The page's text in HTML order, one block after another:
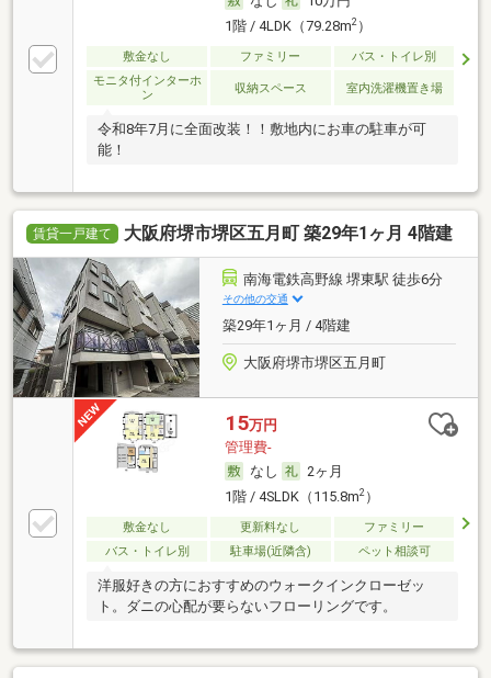
1階 / 4LDK（79.28m2）
敷金なし ファミリー
バス・トイレ別
モニタ付インターホ
ン
収納スペース 室内洗濯機置き場
令和8年7月に全面改装！！敷地内にお車の駐車が可
能！
賃貸一戸建て 大阪府堺市堺区五月町 築29年1ヶ月 4階建
南海電鉄高野線 堺東駅 徒歩6分
その他の交通
築29年1ヶ月 / 4階建
大阪府堺市堺区五月町
15万円
管理費-
なし
2ヶ月
1階 / 4SLDK（115.8m2）
敷金なし 更新料なし
ファミリー
バス・トイレ別
駐車場(近隣含) ペット相談可
洋服好きの方におすすめのウォークインクローゼッ
ト。ダニの心配が要らないフローリングです。